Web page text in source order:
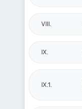
VIII.
IX.
IX.1.